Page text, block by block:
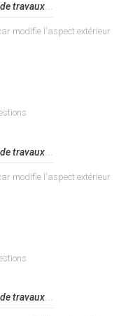
travaux...
modifie l'aspect extérieur
travaux
modifie l'aspect extérieur
travaux